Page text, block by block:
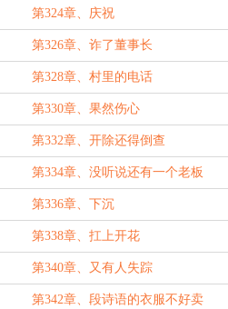
第324章、庆祝
第326章、诈了董事长
第328章、村里的电话
第330章、果然伤心
第332章、开除还得倒查
第334章、没听说还有一个老板
第336章、下沉
第338章、扛上开花
第340章、又有人失踪
第342章、段诗语的衣服不好卖